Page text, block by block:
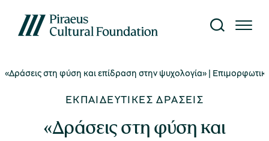
Το Ίδρυμα
Επίσκεψη
Μουσείων
Έρευνα
Αρχείο
Γνώση
What's on
όλες τις εκδηλώσεις
«Δράσεις στη φύση και επίδραση στην ψυχολογία» |
ΕΚΠΑΙΔΕΥΤΙΚΈΣ ΔΡΆΣΕΙΣ
«Δράσεις στη φύση και